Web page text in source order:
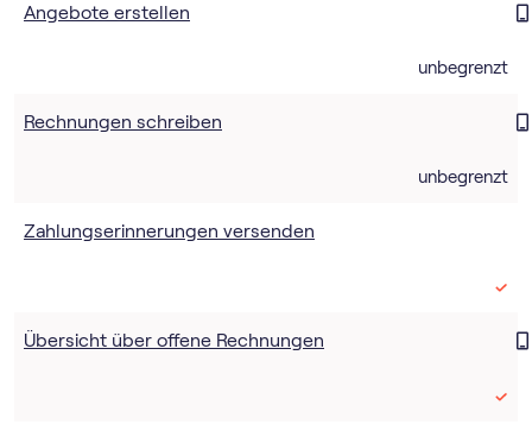
Angebote erstellen
unbegrenzt
Rechnungen schreiben
unbegrenzt
Zahlungserinnerungen versenden
Übersicht über offene Rechnungen